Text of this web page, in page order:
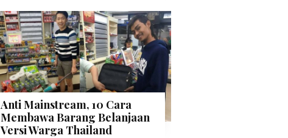
Anti Mainstream, 10 Cara
Membawa Barang Belanjaan
Versi Warga Thailand